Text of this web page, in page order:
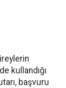
kullandığı
başvuru